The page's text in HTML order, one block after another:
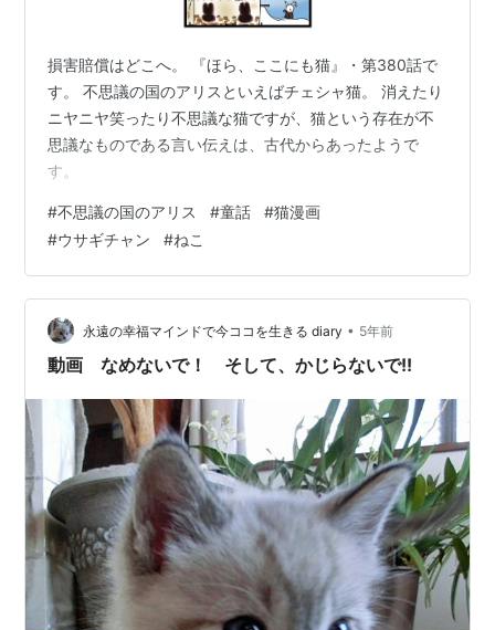
損害賠償はどこへ。 『ほら、ここにも猫』・第380話で
す。 不思議の国のアリスといえばチェシャ猫。 消えたり
ニヤニヤ笑ったり不思議な猫ですが、猫という存在が不
思議なものである言い伝えは、古代からあったようで
す。
#不思議の国のアリス #童話 #猫漫画
#ウサギチャン #ねこ
永遠の幸福マインドで今ココを生きる diary • 5年前
動画 なめないで！ そして、かじらないで!!